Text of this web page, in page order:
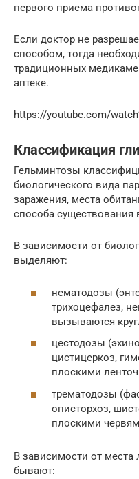
первого приема
Если доктор не
способом, тогда
традиционных
аптеке.
https://youtube.com/
Классификация
Гельминтозы
биологического вида
заражения, места
способа существования
В зависимости от
выделяют:
нематодозы
трихоцефалез,
вызываются
цестодозы
цистицеркоз,
плоскими
трематодозы
описторхоз,
плоскими
В зависимости от
бывают: